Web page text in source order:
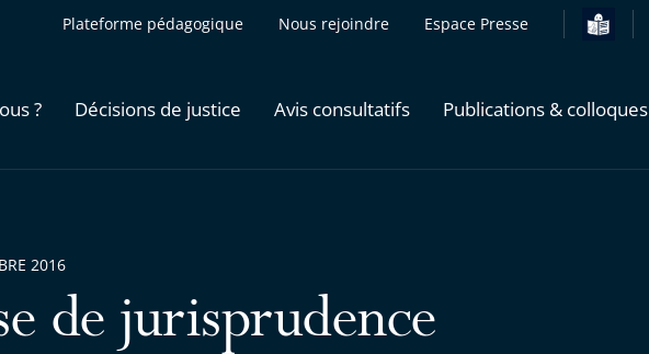
Plateforme pédagogique Nous rejoindre Espace Presse
? Décisions de justice Avis consultatifs Publications & colloques
de jurisprudence
2016